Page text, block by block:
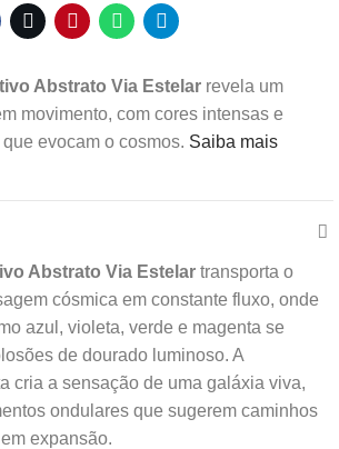
Abstrato Via Estelar revela um
movimento, com cores intensas e
evocam o cosmos. Saiba mais
Abstrato Via Estelar transporta o
cósmica em constante fluxo, onde
azul, violeta, verde e magenta se
de dourado luminoso. A
cria a sensação de uma galáxia viva,
ondulares que sugerem caminhos
expansão.